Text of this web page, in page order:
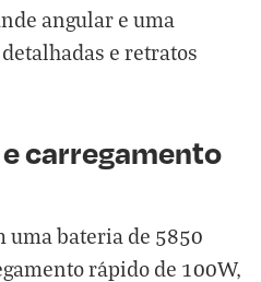
angular e uma
e retratos
carregamento
uma bateria de 5850
rápido de 100W,